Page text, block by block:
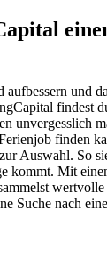
und
findest
unvergesslich
finden
Auswahl. So
kommt. Mit
Suche nach